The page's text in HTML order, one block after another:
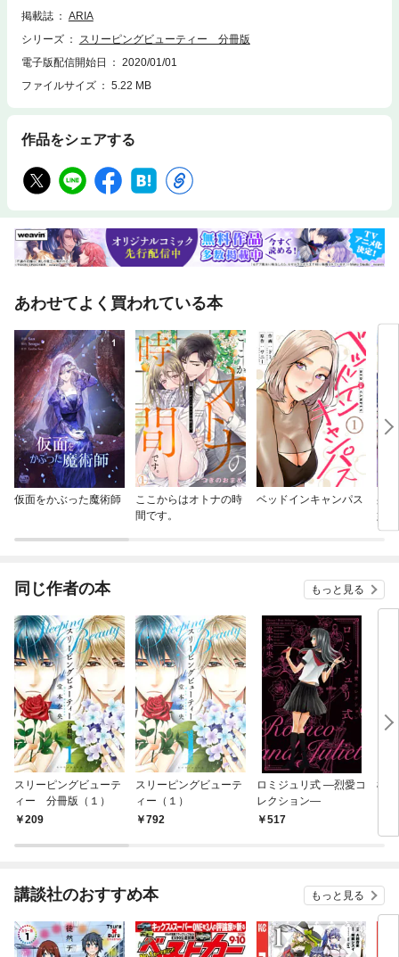
掲載誌
ARIA
シリーズ
スリーピングビューティー 分冊版
電子版配信開始日
2020/01/01
ファイルサイズ
5.22 MB
作品をシェアする
あわせてよく買われている本
仮面をかぶった魔術師
ここからはオトナの時
間です。
ベッドインキャンパス
身
婚
れ
同じ作者の本 もっと見る
スリーピングビューテ
ィー 分冊版（１）
209
スリーピングビューテ
ィー（１）
792
ロミジュリ式 ―烈愛コ
レクション―
517
極
講談社のおすすめ本 もっと見る